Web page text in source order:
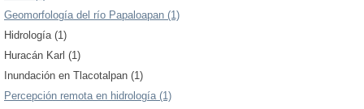
Geomorfología del río Papaloapan (1)
Hidrología (1)
Huracán Karl (1)
Inundación en Tlacotalpan (1)
Percepción remota en hidrología (1)